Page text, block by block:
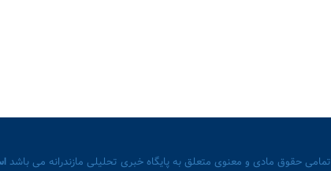
تمامی حقوق مادی و معنوی متعلق به پایگاه خبری تحلیلی مازندرانه می باشد